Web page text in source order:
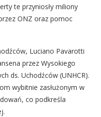
te przyniosły miliony
ONZ oraz pomoc
Luciano Pavarotti
przez Wysokiego
ds. Uchodźców (UNHCR).
wybitnie zasłużonym w
co podkreśla